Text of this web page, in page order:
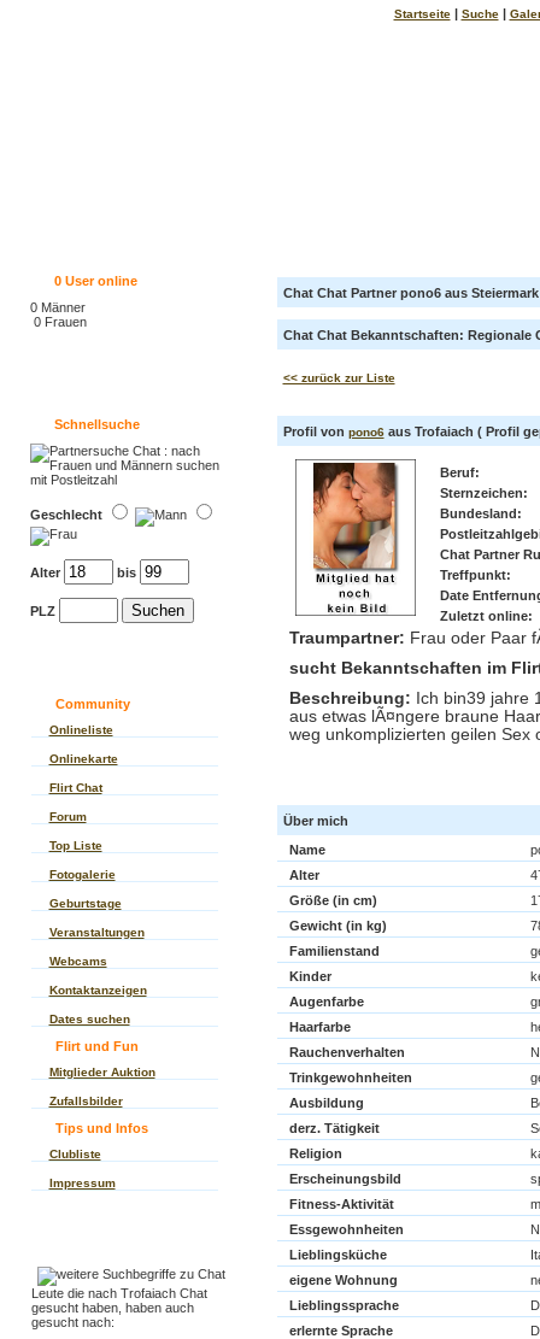
Startseite | Suche |
0User online
0 Männer
0 Frauen
Schnellsuche
Geschlecht
Alter bis
PLZ
Community
Onlineliste
Onlinekarte
Flirt Chat
Forum
Top Liste
Fotogalerie
Geburtstage
Veranstaltungen
Webcams
Kontaktanzeigen
Dates suchen
Flirt und Fun
Mitglieder Auktion
Zufallsbilder
Tips und Infos
Clubliste
Impressum
Leute die nach Trofaiach Chat
gesucht haben, haben auch
gesucht nach:
Chat Chat Partner pono6 aus Steiermark
Chat Chat Bekanntschaften: Regionale
<< zurück zur Liste
Profil von pono6aus Trofaiach ( Profil
Beruf:
Sternzeichen:
Bundesland:
Chat Partner
Treffpunkt:
Date
Zuletzt online:
Traumpartner: Frau oder Paar
sucht Bekanntschaften im
Beschreibung: Ich bin39 jahre
aus etwas lÃ¤ngere braune
weg unkomplizierten geilen Sex
Über mich
Name
Alter
Größe (in cm)
Gewicht (in kg)
Familienstand
Kinder
Augenfarbe
Haarfarbe
Rauchenverhalten
Trinkgewohnheiten
Ausbildung
derz. Tätigkeit
Religion
Erscheinungsbild
Fitness-Aktivität
Essgewohnheiten
Lieblingsküche
eigene Wohnung
Lieblingssprache
erlernte Sprache